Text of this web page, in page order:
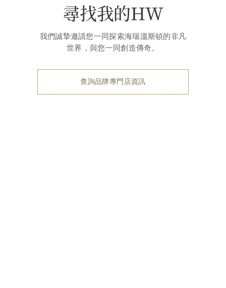
尋找我的HW
我們誠摯邀請您一同探索海瑞溫斯頓的非凡
世界，與您一同創造傳奇。
查詢品牌專門店資訊